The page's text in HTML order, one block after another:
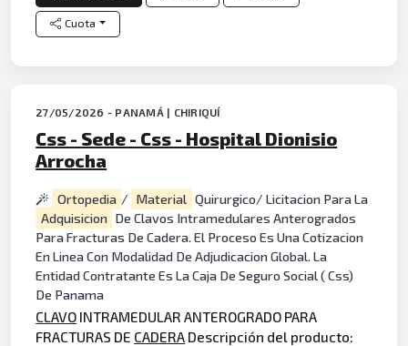
Cuota
27/05/2026 - PANAMÁ | CHIRIQUÍ
Css - Sede - Css - Hospital Dionisio
Arrocha
Ortopedia / Material Quirurgico/ Licitacion Para La
Adquisicion De Clavos Intramedulares Anterogrados
Para Fracturas De Cadera. El Proceso Es Una Cotizacion
En Linea Con Modalidad De Adjudicacion Global. La
Entidad Contratante Es La Caja De Seguro Social ( Css)
De Panama
CLAVO INTRAMEDULAR ANTEROGRADO PARA
FRACTURAS DE CADERA Descripción del producto: